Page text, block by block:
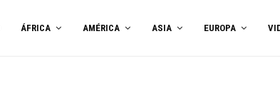
ÁFRICA AMÉRICA ASIA EUROPA